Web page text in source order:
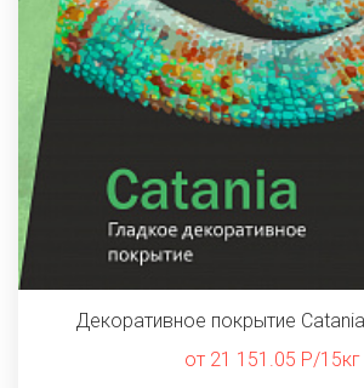
Декоративное покрытие
от 21 151.05 Р/15кг